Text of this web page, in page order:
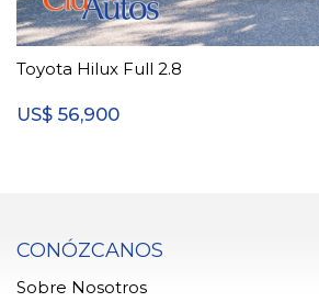
Toyota Hilux Full 2.8
US$ 56,900
CONÓZCANOS
Sobre Nosotros